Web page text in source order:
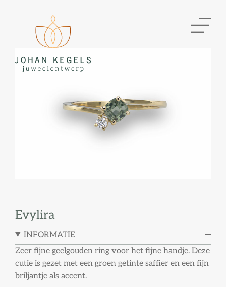
Evylira
INFORMATIE
Zeer fijne geelgouden ring voor het fijne handje. Deze
cutie is gezet met een groen getinte saffier en een fijn
briljantje als accent.